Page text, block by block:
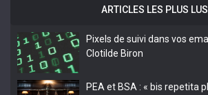
ARTICLES LES PLUS LUS
Pixels de suivi dans vos
Clotilde Biron
PEA et BSA : « bis repetita